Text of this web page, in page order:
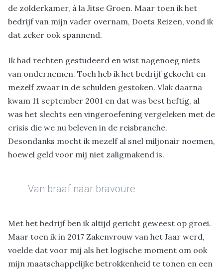
de zolderkamer, à la Jitse Groen. Maar toen ik het
bedrijf van mijn vader overnam, Doets Reizen, vond ik
dat zeker ook spannend.
Ik had rechten gestudeerd en wist nagenoeg niets
van ondernemen. Toch heb ik het bedrijf gekocht en
mezelf zwaar in de schulden gestoken. Vlak daarna
kwam 11 september 2001 en dat was best heftig, al
was het slechts een vingeroefening vergeleken met de
crisis die we nu beleven in de reisbranche.
Desondanks mocht ik mezelf al snel miljonair noemen,
hoewel geld voor mij niet zaligmakend is.
Van braaf naar bravoure
Met het bedrijf ben ik altijd gericht geweest op groei.
Maar toen ik in 2017 Zakenvrouw van het Jaar werd,
voelde dat voor mij als het logische moment om ook
mijn maatschappelijke betrokkenheid te tonen en een